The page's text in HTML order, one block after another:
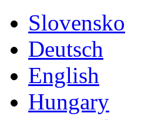
Slovensko
Deutsch
English
Hungary